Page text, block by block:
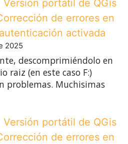
Versión portátil de QGis
de errores en
activada
2025
descomprimiéndolo en
raiz (en este caso F:)
problemas. Muchisimas
Versión portátil de QGis
de errores en